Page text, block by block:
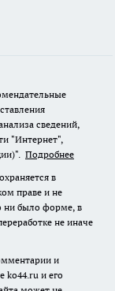
сведений,
"Интернет",
Подробнее
в
праве и не
ни было форме, в
не иначе
и
ko44.ru и его